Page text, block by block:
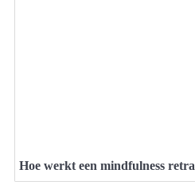
Hoe werkt een mindfulness